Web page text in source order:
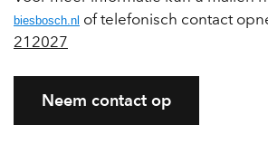
biesbosch.nl of telefonisch contact
212027
Neem contact op